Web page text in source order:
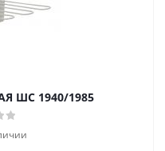
ШС 1940/1985